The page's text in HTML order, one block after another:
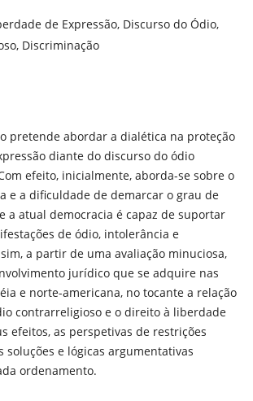
de Expressão, Discurso do Ódio,
Discriminação
pretende abordar a dialética na proteção
diante do discurso do ódio
efeito, inicialmente, aborda-se sobre o
e a dificuldade de demarcar o grau de
a atual democracia é capaz de suportar
de ódio, intolerância e
a partir de uma avaliação minuciosa,
jurídico que se adquire nas
e norte-americana, no tocante a relação
contrarreligioso e o direito à liberdade
efeitos, as perspetivas de restrições
soluções e lógicas argumentativas
ordenamento.